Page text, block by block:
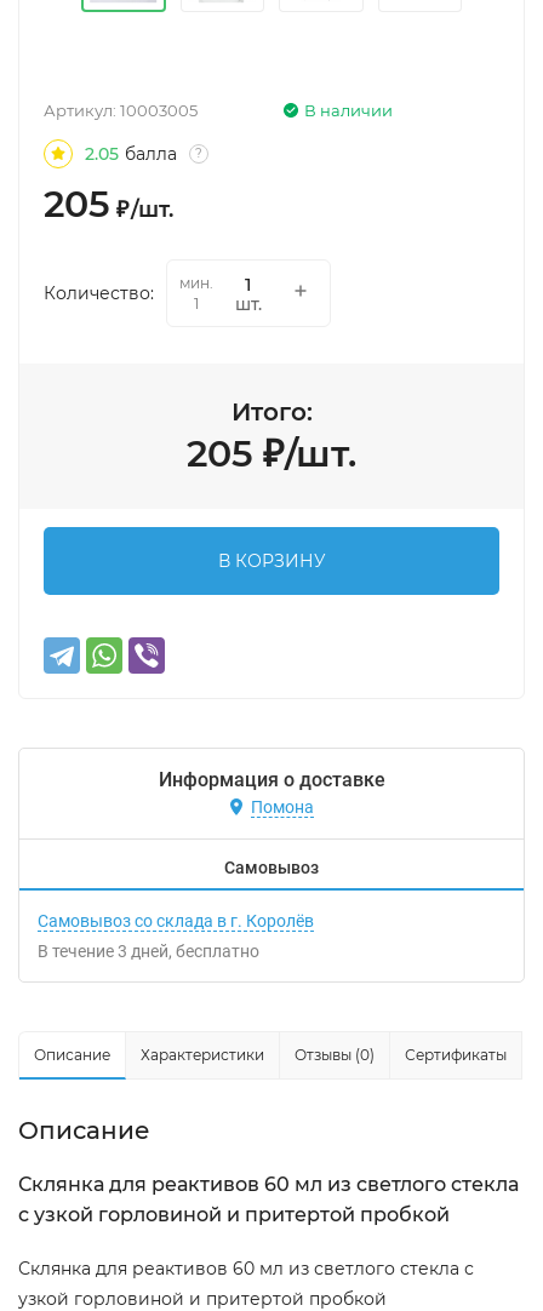
В наличии
Артикул: 10003005
2.05 балла ?
205 ₽/шт.
Количество:
мин.
1
шт.
Итого:
205 ₽/шт.
В КОРЗИНУ
Информация о доставке
Помона
Самовывоз
Самовывоз со склада в г. Королёв
В течение3 дней Бесплатно
Описание Характеристики Отзывы (0) Сертификаты
Описание
Склянка для реактивов 60 мл из светлого стекла
с узкой горловиной и притертой пробкой
Склянка для реактивов 60 мл из светлого стекла с
узкой горловиной и притертой пробкой